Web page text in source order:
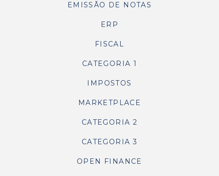
EMISSÃO DE NOTAS
ERP
FISCAL
CATEGORIA 1
IMPOSTOS
MARKETPLACE
CATEGORIA 2
CATEGORIA 3
OPEN FINANCE